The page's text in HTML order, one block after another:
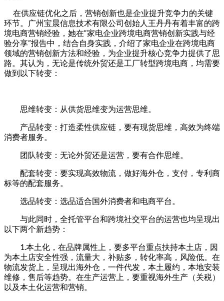
在供应链优化之后，营销创新也是企业提升竞争力的关键
环节。广州宝晨信息技术有限公司创始人王丹丹有着丰富的跨
境电商营销经验，她在“家电企业跨境电商营销创新实践与经
验分享”报告中，结合自身实践，介绍了家电企业在跨境电商
领域的营销创新方法和经验，为企业提升核心竞争力提供了思
路。其认为，无论是传统外贸还是工厂转型跨境电商，均需要
做到以下转变：
思维转变：从供货思维变为运营思维。
产品转变：打造柔性供应链，要有现货思维，高效为终端
消费者服务。
团队转变：无论外贸还是运营，要有合作思维。
配套转变：要实现高效物流，做好海外仓，支付，专利商
标等的配套服务。
选品转变：选品适合国外消费者和电商平台。
与此同时，全托管平台和跨境社交平台的运营也均呈现出
以下两个新趋势：
1.本土化，在品牌属性上，要多平台重点扶持本土店，因
为本土店安全性强，流量大，补贴多，转化率高，风险低。在
物流发货上，呈现出海外仓，一件代发，本土履约，本地安装
维修，售后等趋势。在生产运营上，要重视海外生产（关税）
以及本土化运营和营销。